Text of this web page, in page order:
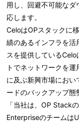
用し、回避不可能な
応します。
CeloはOPスタックに
績のあるインフラを
スを提供している
トでネットワークを
に及ぶ新興市場にお
ードのバックアップ態
「当社は、OP Stack
Enterpriseのチームは